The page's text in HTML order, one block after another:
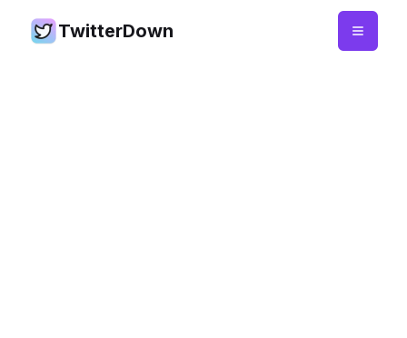
TwitterDown